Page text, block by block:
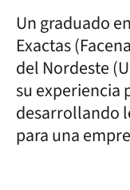
Un graduado
Exactas
del Nordeste
su experiencia
desarrollando
para una